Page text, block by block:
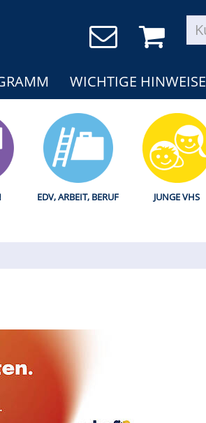
WICHTIGE HINWEISE
EDV, ARBEIT, BERUF JUNGE VHS